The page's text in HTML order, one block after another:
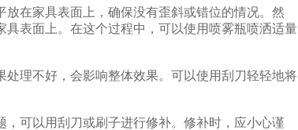
在家具表面上，确保没有歪斜或错位的情况。然
表面上。在这个过程中，可以使用喷雾瓶喷洒适量
理不好，会影响整体效果。可以使用刮刀轻轻地将
可以用刮刀或刷子进行修补。修补时，应小心谨